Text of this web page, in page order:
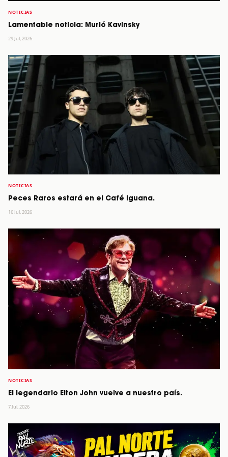
NOTICIAS
Lamentable noticia: Murió Kavinsky
29 Jul, 2026
NOTICIAS
Peces Raros estará en el Café Iguana.
16 Jul, 2026
NOTICIAS
El legendario Elton John vuelve a nuestro país.
7 Jul, 2026